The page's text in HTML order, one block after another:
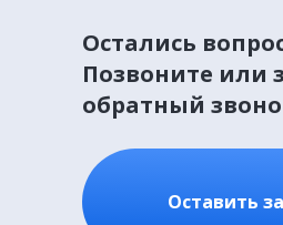
Оставить
Остались
Позвоните или
обратный